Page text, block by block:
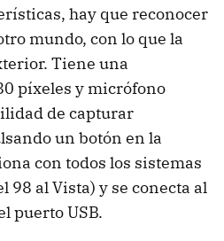
hay que reconocer
mundo, con lo que la
Tiene una
píxeles y micrófono
de capturar
un botón en la
con todos los sistemas
98 al Vista) y se conecta al
puerto USB.